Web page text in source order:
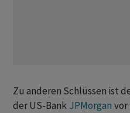
Zu anderen Schlüssen ist
der US-Bank JPMorgan vor